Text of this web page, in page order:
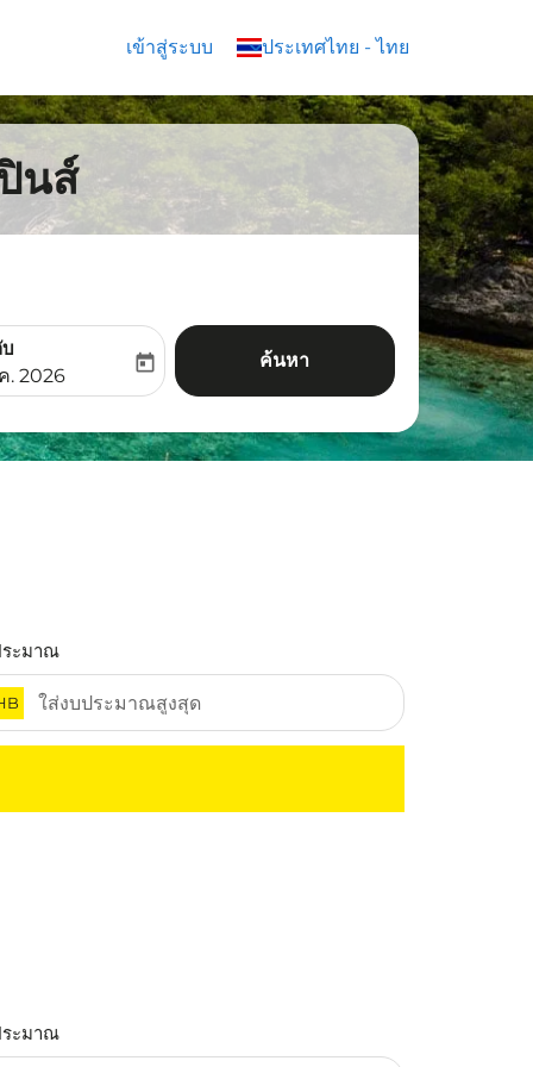
เข้าสู่ระบบ ประเทศไทย - ไทย
keyboard_arrow_down
นส์
labelreturn-date-aria-label
. 2026
today ค้นหา
ะมาณ
ะมาณ